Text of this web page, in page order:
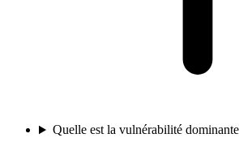
Quelle est la vulnérabilité